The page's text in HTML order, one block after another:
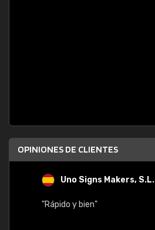
OPINIONES DE CLIENTES
Uno Signs Makers, S.L.
"Rápido y bien"